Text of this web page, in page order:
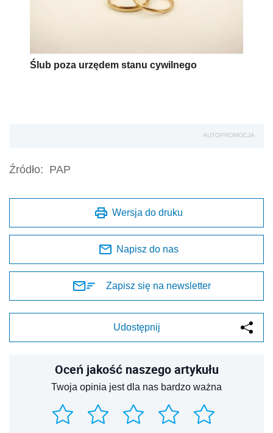
Ślub poza urzędem stanu cywilnego
AUTOPROMOCJA
Źródło: PAP
Wersja do druku
Napisz do nas
Zapisz się na newsletter
Udostępnij
Oceń jakość naszego artykułu
Twoja opinia jest dla nas bardzo ważna